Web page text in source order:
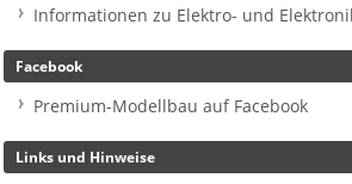
Informationen zu Elektro- und
Facebook
Premium-Modellbau auf Facebook
Links und Hinweise